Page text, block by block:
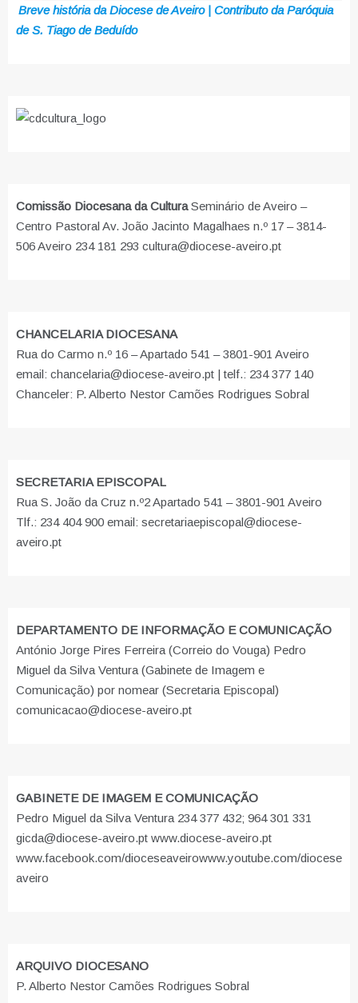
Breve história da Diocese de Aveiro | Contributo da Paróquia
de S. Tiago de Beduído
Comissão Diocesana da CulturaSeminário de Aveiro –
Centro Pastoral Av. João Jacinto Magalhaes n.º 17 – 3814-
506 Aveiro 234 181 293 cultura@diocese-aveiro.pt
CHANCELARIA DIOCESANA
Rua do Carmo n.º 16 – Apartado 541 – 3801-901 Aveiro
email: chancelaria@diocese-aveiro.pt | telf.: 234 377 140
Chanceler: P. Alberto Nestor Camões Rodrigues Sobral
SECRETARIA EPISCOPAL
Rua S. João da Cruz n.º2 Apartado 541 – 3801-901 Aveiro
Tlf.: 234 404 900 email: secretariaepiscopal@diocese-
aveiro.pt
DEPARTAMENTO DE INFORMAÇÃO E COMUNICAÇÃO
António Jorge Pires Ferreira (Correio do Vouga) Pedro
Miguel da Silva Ventura (Gabinete de Imagem e
Comunicação) por nomear (Secretaria Episcopal)
comunicacao@diocese-aveiro.pt
GABINETE DE IMAGEM E COMUNICAÇÃO
Pedro Miguel da Silva Ventura 234 377 432; 964 301 331
gicda@diocese-aveiro.pt www.diocese-aveiro.pt
www.facebook.com/dioceseaveirowww.youtube.com/diocese
aveiro
ARQUIVO DIOCESANO
P. Alberto Nestor Camões Rodrigues Sobral